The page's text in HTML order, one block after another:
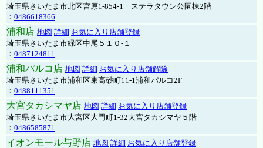
埼玉県さいたま市北区宮原1-854-1 ステラタウン公園棟2階
： 0486618366
浦和店 地図 詳細 お気に入り店舗登録
埼玉県さいたま市緑区中尾５１０-１
： 0487124811
浦和パルコ店 地図 詳細 お気に入り店舗解除
埼玉県さいたま市浦和区東高砂町11-1浦和パルコ2F
： 0488111351
大宮タカシマヤ店 地図 詳細 お気に入り店舗登録
埼玉県さいたま市大宮区大門町1-32大宮タカシマヤ５階
： 0486585871
イオンモール与野店 地図 詳細 お気に入り店舗登録